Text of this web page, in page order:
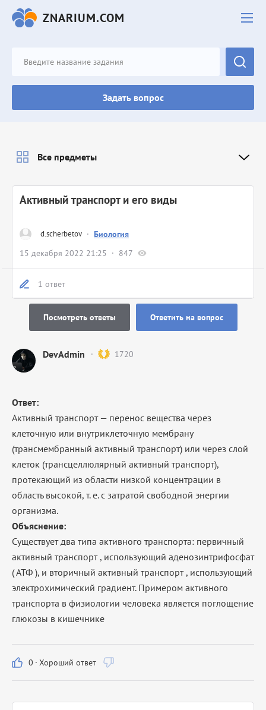
ZNARIUM.COM
Задать вопрос
d.scherbetov · Биология
15 декабря 2022 21:25
847
Активный транспорт и его виды
1 ответ
Посмотреть ответы Ответить на вопрос
DevAdmin 1720
Ответ:
Активный транспорт — перенос вещества через
клеточную или внутриклеточную мембрану
(трансмембранный активный транспорт) или через слой
клеток (трансцеллюлярный активный транспорт),
протекающий из области низкой концентрации в
область высокой, т. е. с затратой свободной энергии
организма.
Объяснение:
Существует два типа активного транспорта: первичный
активный транспорт , использующий аденозинтрифосфат
( АТФ ), и вторичный активный транспорт , использующий
электрохимический градиент. Примером активного
транспорта в физиологии человека является поглощение
глюкозы в кишечнике
0 · Хороший ответ
Все предметы